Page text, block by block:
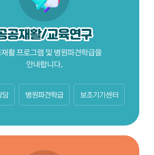
활 프로그램 및 병원파견학급을
안내합니다.
담 병원파견학급 보조기기센터